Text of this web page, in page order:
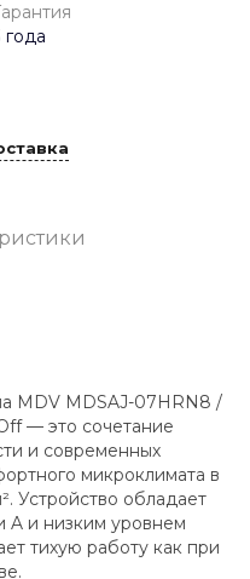
года
MDV MDSAJ-07HRN8 /
— это сочетание
и современных
микроклимата в
Устройство обладает
A и низким уровнем
тихую работу как при